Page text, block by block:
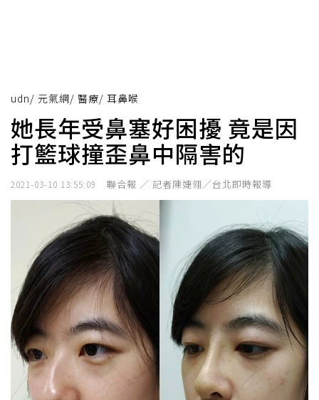
udn/ 元氣網/ 醫療/ 耳鼻喉
她長年受鼻塞好困擾 竟是因
打籃球撞歪鼻中隔害的
2021-03-10 13:55:09 聯合報 ／ 記者陳婕翎／台北即時報導